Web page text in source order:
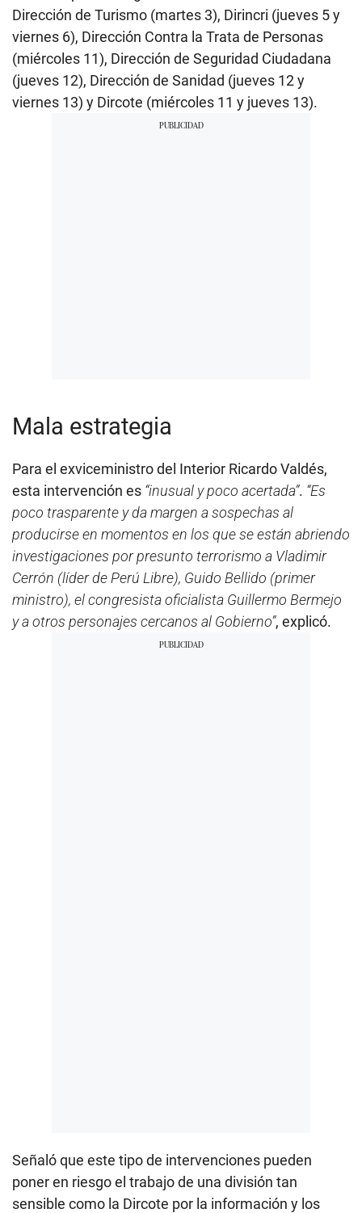
Dirección de Turismo (martes 3), Dirincri (jueves 5 y
viernes 6), Dirección Contra la Trata de Personas
(miércoles 11), Dirección de Seguridad Ciudadana
(jueves 12), Dirección de Sanidad (jueves 12 y
viernes 13) y Dircote (miércoles 11 y jueves 13).
Mala estrategia
Para el exviceministro del Interior Ricardo Valdés,
esta intervención es “inusual y poco acertada”. “Es
poco trasparente y da margen a sospechas al
producirse en momentos en los que se están abriendo
investigaciones por presunto terrorismo a Vladimir
Cerrón (líder de Perú Libre), Guido Bellido (primer
ministro), el congresista oficialista Guillermo Bermejo
y a otros personajes cercanos al Gobierno”, explicó.
Señaló que este tipo de intervenciones pueden
poner en riesgo el trabajo de una división tan
sensible como la Dircote por la información y los